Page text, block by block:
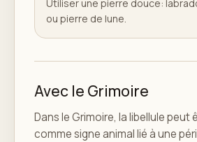
Utiliser une pierre douce:
ou pierre de lune.
Avec le Grimoire
Dans le Grimoire, la libellule peut
comme signe animal lié à une